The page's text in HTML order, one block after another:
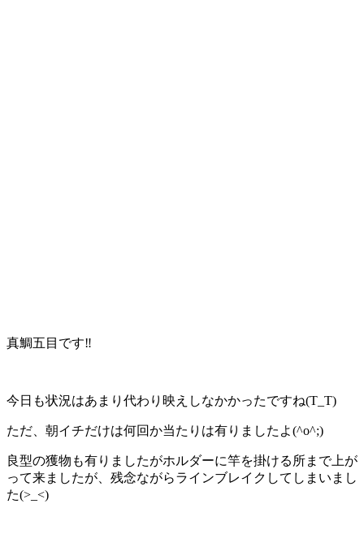
真鯛五目です‼️
今日も状況はあまり代わり映えしなかかったですね(T_T)
ただ、朝イチだけは何回か当たりは有りましたよ(^o^;)
良型の獲物も有りましたがホルダーに竿を掛ける所まで上が
って来ましたが、残念ながらラインブレイクしてしまいまし
た(>_<)